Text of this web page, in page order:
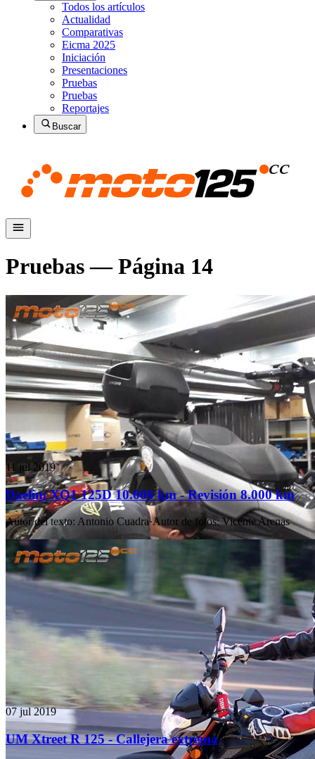
Todos los artículos
Actualidad
Comparativas
Eicma 2025
Iniciación
Presentaciones
Pruebas
Pruebas
Reportajes
Buscar
Pruebas— Página 14
11 jul 2019
Daelim XQ1 125D 10.000 km - Revisión 8.000 km
Autor del texto: Antonio Cuadra·Autor de fotos: Vicente Arenas
07 jul 2019
UM Xtreet R 125 - Callejera extrema